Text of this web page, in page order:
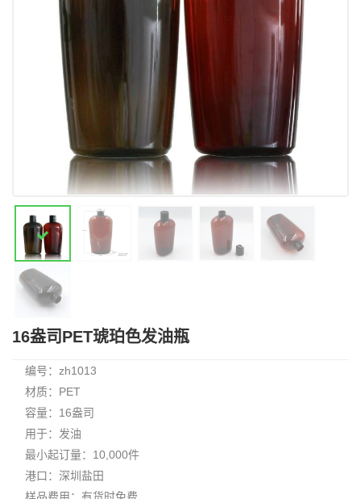
16盎司PET琥珀色发油瓶
编号：zh1013
材质：PET
容量：16盎司
用于：发油
最小起订量：10,000件
港口：深圳盐田